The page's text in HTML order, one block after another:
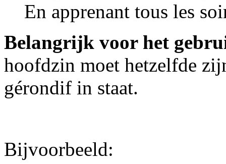
En apprenant tous les
Belangrijk voor het
hoofdzin moet hetzelfde
gérondif in staat.
Bijvoorbeeld: